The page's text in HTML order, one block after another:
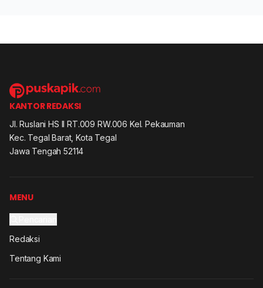
KANTOR REDAKSI
Jl. Ruslani HS II RT.009 RW.006 Kel. Pekauman
Kec. Tegal Barat, Kota Tegal
Jawa Tengah 52114
MENU
Redaksi
Tentang Kami